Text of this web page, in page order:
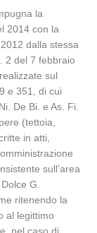
la
2014 con la
dalla stessa
2 del 7 febbraio
sul
e 351, di cui
De Bi. e As. Fi.
(tettoia,
in atti,
sull’area
G.
ritenendo la
al legittimo